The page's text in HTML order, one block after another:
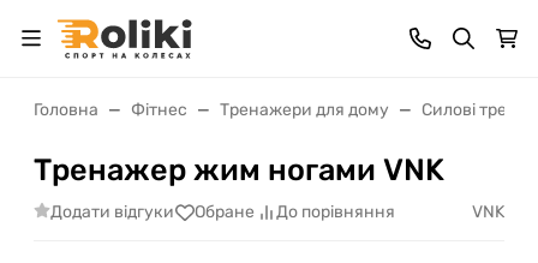
Головна Фітнес Тренажери для дому Силові
Тренажер жим ногами VNK
Додати відгуки Обране До порівняння VNK